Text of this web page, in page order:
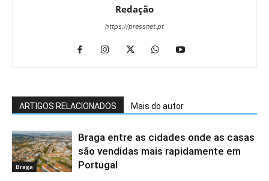
Redação
https://pressnet.pt
ARTIGOS RELACIONADOS Mais do autor
Braga
Braga entre as cidades onde as casas
são vendidas mais rapidamente em
Portugal